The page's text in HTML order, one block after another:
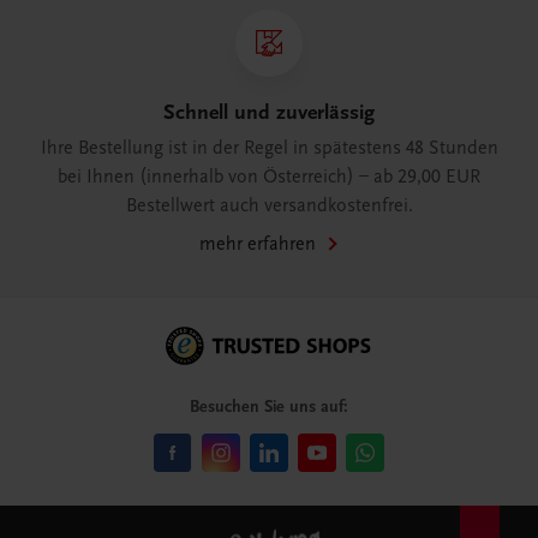
Schnell und zuverlässig
Ihre Bestellung ist in der Regel in spätestens 48 Stunden
bei Ihnen (innerhalb von Österreich) – ab 29,00 EUR
Bestellwert auch versandkostenfrei.
mehr erfahren
Besuchen Sie uns auf: